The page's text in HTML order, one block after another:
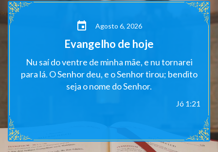
Agosto 6, 2026
Evangelho de hoje
Nu saí do ventre de minha mãe, e nu tornarei
para lá. O Senhor deu, e o Senhor tirou; bendito
seja o nome do Senhor.
Jó 1:21